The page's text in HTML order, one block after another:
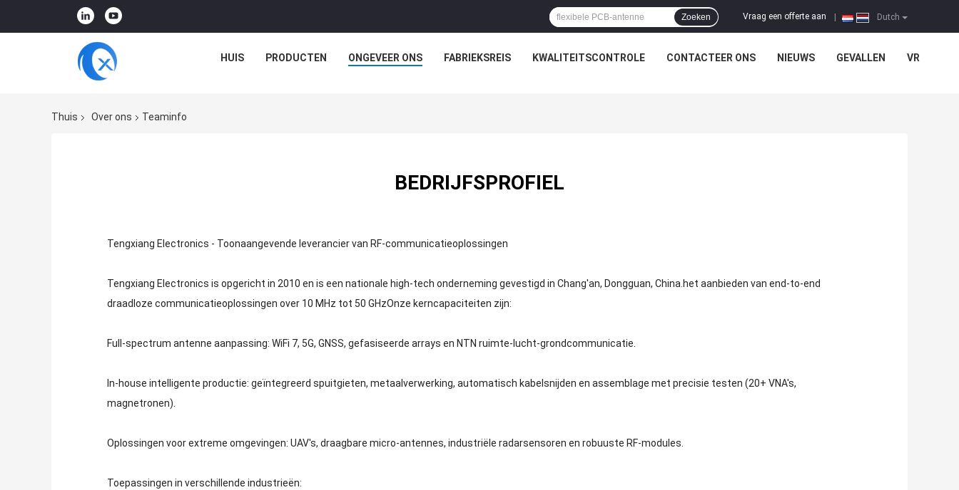
Dutch
Vraag een offerte aan
Zoeken
HUIS PRODUCTEN ONGEVEER ONS FABRIEKSREIS KWALITEITSCONTROLE CONTACTEER ONS NIEUWS GEVALLEN VR
Thuis Over ons Teaminfo
BEDRIJFSPROFIEL
Tengxiang Electronics - Toonaangevende leverancier van RF-communicatieoplossingen
Tengxiang Electronics is opgericht in 2010 en is een nationale high-tech onderneming gevestigd in Chang'an, Dongguan, China.het aanbieden van end-to-end
draadloze communicatieoplossingen over 10 MHz tot 50 GHzOnze kerncapaciteiten zijn:
Full-spectrum antenne aanpassing: WiFi 7, 5G, GNSS, gefasiseerde arrays en NTN ruimte-lucht-grondcommunicatie.
In-house intelligente productie: geïntegreerd spuitgieten, metaalverwerking, automatisch kabelsnijden en assemblage met precisie testen (20+ VNA's,
magnetronen).
Oplossingen voor extreme omgevingen: UAV's, draagbare micro-antennes, industriële radarsensoren en robuuste RF-modules.
Toepassingen in verschillende industrieën: